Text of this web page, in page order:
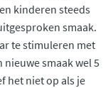
kinderen steeds
smaak.
te stimuleren met
smaak wel 5
het niet op als je